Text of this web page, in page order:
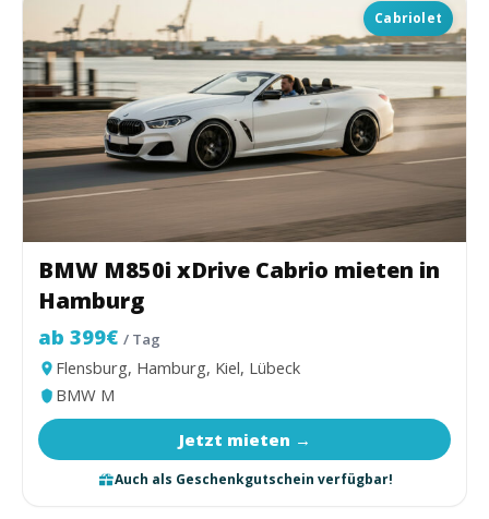
Cabriolet
BMW M850i xDrive Cabrio mieten in
Hamburg
ab 399€ / Tag
Flensburg, Hamburg, Kiel, Lübeck
BMW M
Jetzt mieten →
Auch als Geschenkgutschein verfügbar!